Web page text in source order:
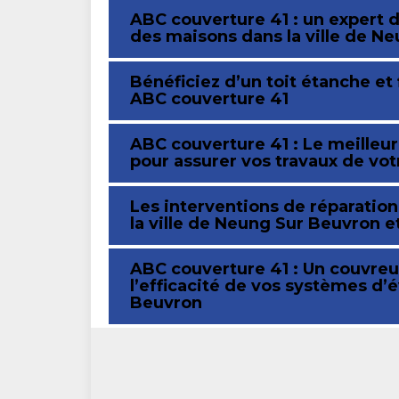
ABC couverture 41 : un expert
des maisons dans la ville de
Bénéficiez d’un toit étanche
ABC couverture 41
ABC couverture 41 : Le
pour assurer vos travaux de
Les interventions de
la ville de Neung Sur Beuvron
ABC couverture 41 : Un
l’efficacité de vos systèmes
Beuvron